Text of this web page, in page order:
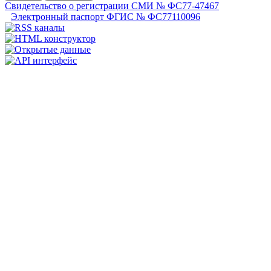
Свидетельство о регистрации СМИ № ФС77-47467
Электронный паспорт ФГИС № ФС77110096